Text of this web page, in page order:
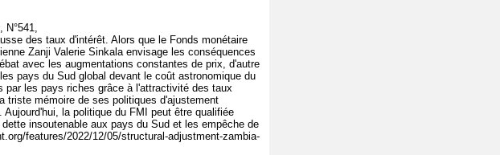
N°541,
des taux d'intérêt. Alors que le Fonds monétaire
Zanji Valerie Sinkala envisage les conséquences
avec les augmentations constantes de prix, d'autre
pays du Sud global devant le coût astronomique du
les pays riches grâce à l'attractivité des taux
triste mémoire de ses politiques d'ajustement
la politique du FMI peut être qualifiée
insoutenable aux pays du Sud et les empêche de
features/2022/12/05/structural-adjustment-zambia-